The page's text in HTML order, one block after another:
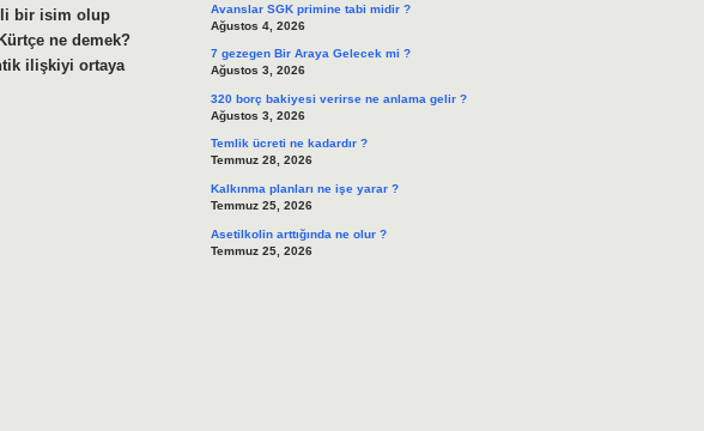
bir isim olup
ne demek?
ilişkiyi ortaya
Avanslar SGK primine tabi midir ?
Ağustos 4, 2026
7 gezegen Bir Araya Gelecek mi ?
Ağustos 3, 2026
320 borç bakiyesi verirse ne anlama gelir ?
Ağustos 3, 2026
Temlik ücreti ne kadardır ?
Temmuz 28, 2026
Kalkınma planları ne işe yarar ?
Temmuz 25, 2026
Asetilkolin arttığında ne olur ?
Temmuz 25, 2026